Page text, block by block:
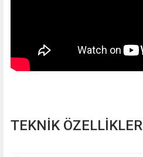
TEKNİK ÖZELLİKLER